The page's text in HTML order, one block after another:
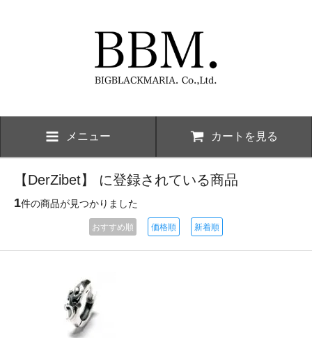
メニュー カートを見る
【DerZibet】 に登録されている商品
1件の商品が見つかりました
おすすめ順 価格順 新着順